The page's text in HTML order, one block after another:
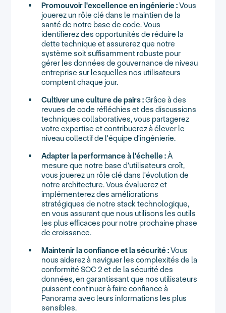
Promouvoir l'excellence en ingénierie :Vous
jouerez un rôle clé dans le maintien de la
santé de notre base de code. Vous
identifierez des opportunités de réduire la
dette technique et assurerez que notre
système soit suffisamment robuste pour
gérer les données de gouvernance de niveau
entreprise sur lesquelles nos utilisateurs
comptent chaque jour.
Cultiver une culture de pairs :Grâce à des
revues de code réfléchies et des discussions
techniques collaboratives, vous partagerez
votre expertise et contribuerez à élever le
niveau collectif de l'équipe d'ingénierie.
Adapter la performance à l'échelle :À
mesure que notre base d'utilisateurs croît,
vous jouerez un rôle clé dans l'évolution de
notre architecture. Vous évaluerez et
implémenterez des améliorations
stratégiques de notre stack technologique,
en vous assurant que nous utilisons les outils
les plus efficaces pour notre prochaine phase
de croissance.
Maintenir la confiance et la sécurité :Vous
nous aiderez à naviguer les complexités de la
conformité SOC 2 et de la sécurité des
données, en garantissant que nos utilisateurs
puissent continuer à faire confiance à
Panorama avec leurs informations les plus
sensibles.